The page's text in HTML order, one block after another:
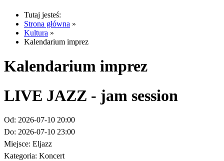
Tutaj jesteś:
Strona główna »
Kultura »
Kalendarium imprez
Kalendarium imprez
LIVE JAZZ - jam session
Od: 2026-07-10 20:00
Do: 2026-07-10 23:00
Miejsce: Eljazz
Kategoria: Koncert